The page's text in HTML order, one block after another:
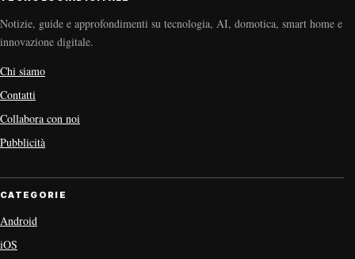
Notizie, guide e approfondimenti su tecnologia, AI, domotica, smart home e
innovazione digitale.
Chi siamo
Contatti
Collabora con noi
Pubblicità
CATEGORIE
Android
iOS